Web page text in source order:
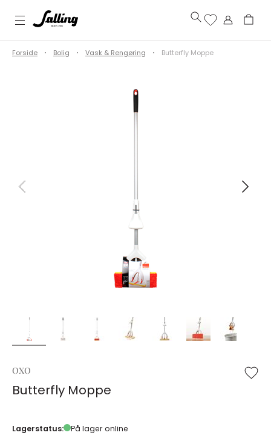
Forside Bolig Vask & Rengøring Butterfly Moppe
OXO
Butterfly Moppe
Lagerstatus: På lager online